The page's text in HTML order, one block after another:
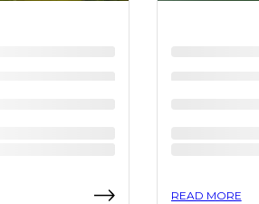
READ MORE